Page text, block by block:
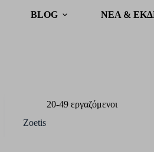
BLOG ΝΕΑ &
20-49 εργαζόμενοι
Zoetis